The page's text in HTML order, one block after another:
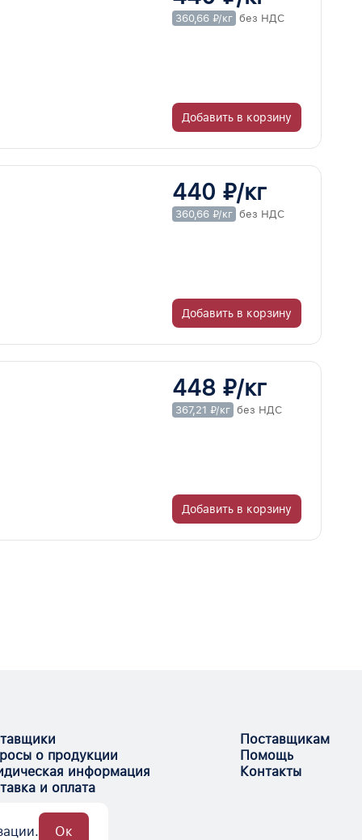
360,66 ₽/кг без НДС
Добавить в корзину
440 ₽/кг
360,66 ₽/кг без НДС
Добавить в корзину
448 ₽/кг
367,21 ₽/кг без НДС
Добавить в корзину
о продукции
информация
и оплата
Поставщикам
Помощь
Контакты
Ок